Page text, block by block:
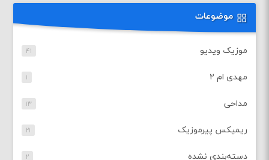
موضوعات
موزیک ویدیو ۴۱
مهدی ام ۲ ۱
مداحی ۱۳
ریمیکس پیرموزیک ۲۱
دسته‌بندی نشده ۲